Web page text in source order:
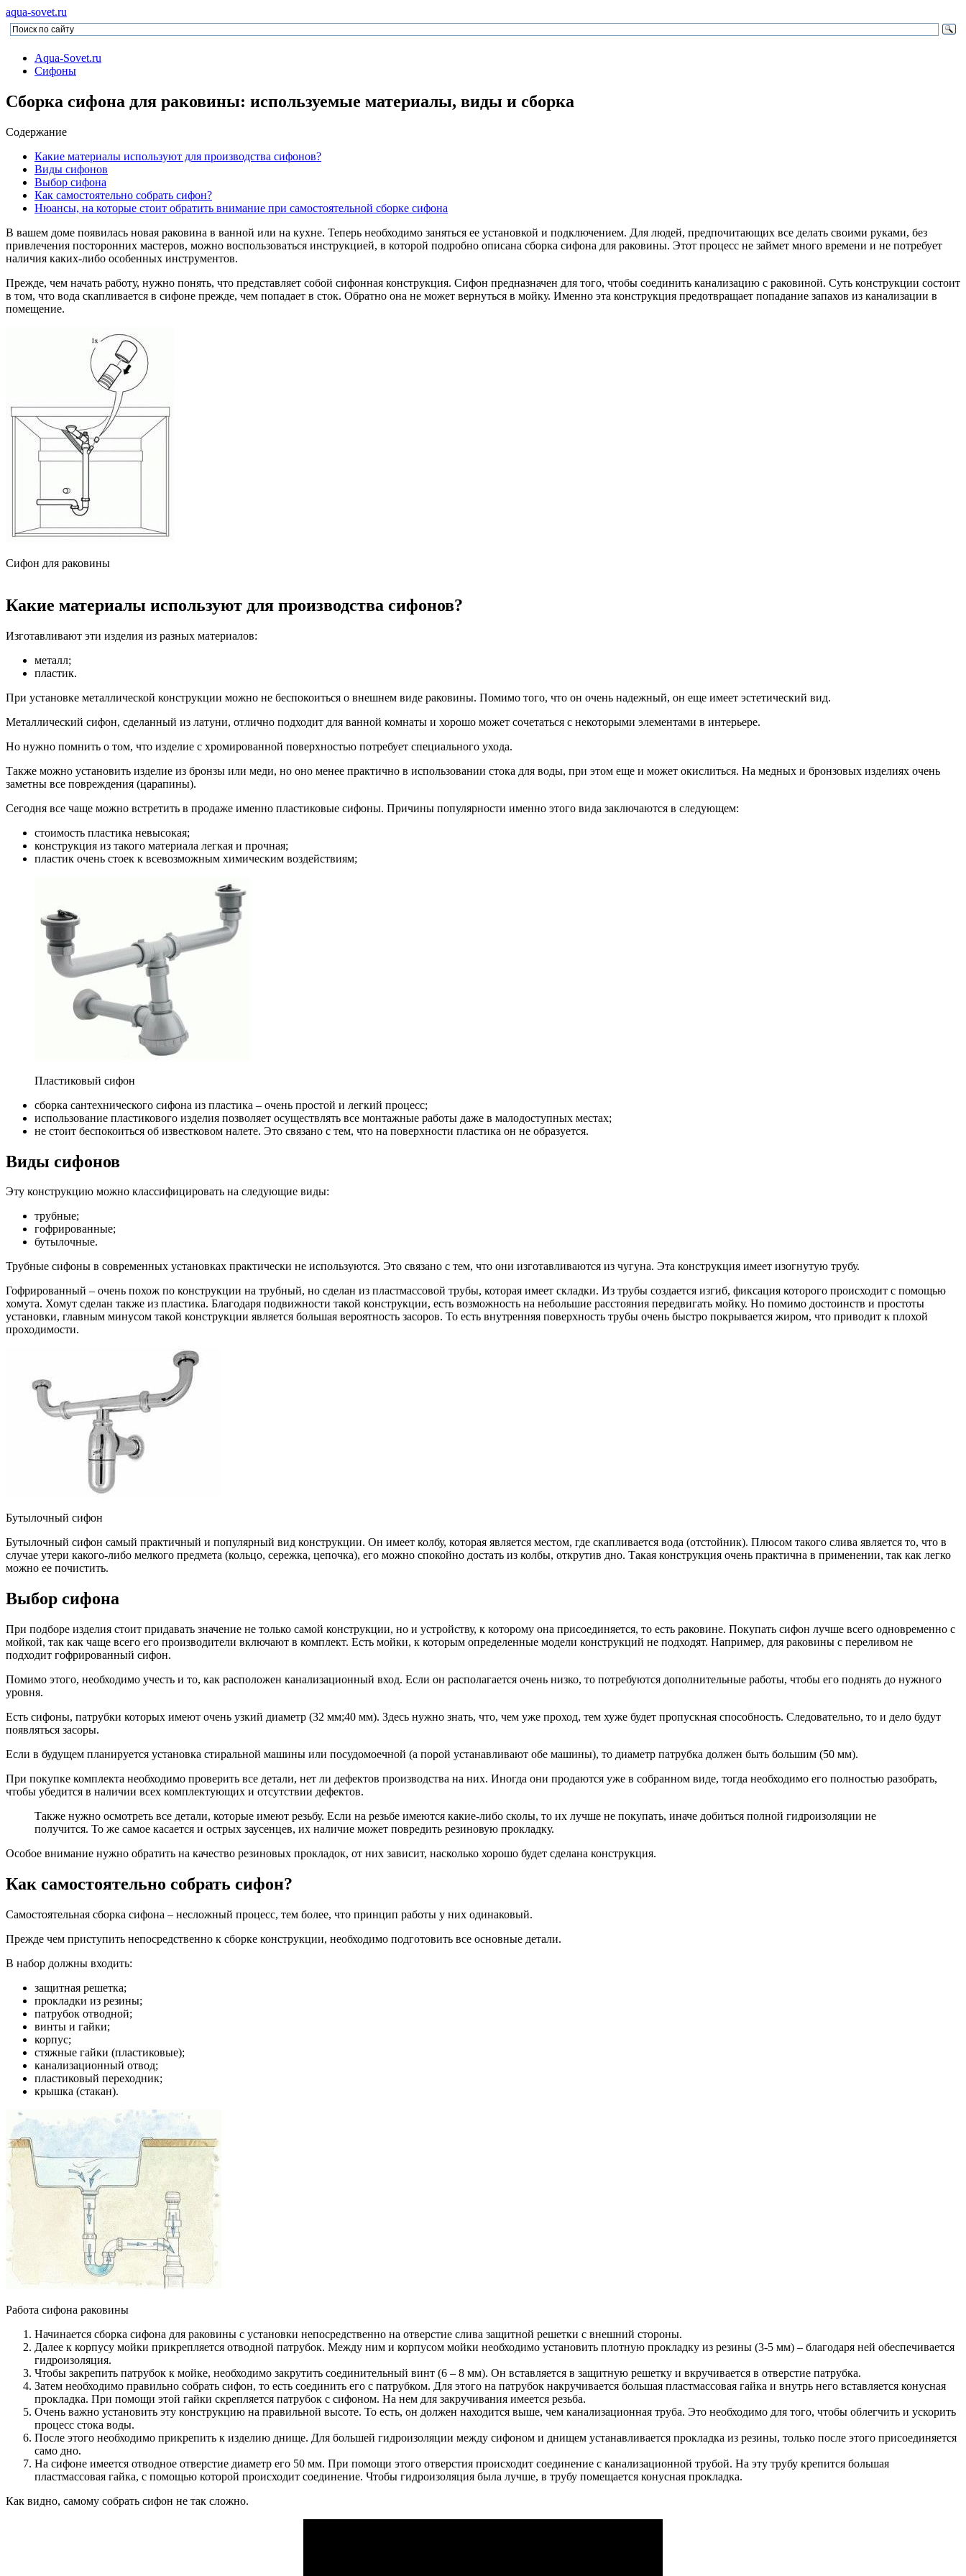
aqua-sovet.ru
Aqua-Sovet.ru
Сифоны
Сборка сифона для раковины: используемые материалы, виды и сборка
Содержание
Какие материалы используют для производства сифонов?
Виды сифонов
Выбор сифона
Как самостоятельно собрать сифон?
Нюансы, на которые стоит обратить внимание при самостоятельной сборке сифона
В вашем доме появилась новая раковина в ванной или на кухне. Теперь необходимо заняться ее установкой и подключением. Для людей, предпочитающих все делать своими руками, без
привлечения посторонних мастеров, можно воспользоваться инструкцией, в которой подробно описана сборка сифона для раковины. Этот процесс не займет много времени и не потребует
наличия каких-либо особенных инструментов.
Прежде, чем начать работу, нужно понять, что представляет собой сифонная конструкция. Сифон предназначен для того, чтобы соединить канализацию с раковиной. Суть конструкции состоит
в том, что вода скапливается в сифоне прежде, чем попадает в сток. Обратно она не может вернуться в мойку. Именно эта конструкция предотвращает попадание запахов из канализации в
помещение.
Сифон для раковины
Какие материалы используют для производства сифонов?
Изготавливают эти изделия из разных материалов:
металл;
пластик.
При установке металлической конструкции можно не беспокоиться о внешнем виде раковины. Помимо того, что он очень надежный, он еще имеет эстетический вид.
Металлический сифон, сделанный из латуни, отлично подходит для ванной комнаты и хорошо может сочетаться с некоторыми элементами в интерьере.
Но нужно помнить о том, что изделие с хромированной поверхностью потребует специального ухода.
Также можно установить изделие из бронзы или меди, но оно менее практично в использовании стока для воды, при этом еще и может окислиться. На медных и бронзовых изделиях очень
заметны все повреждения (царапины).
Сегодня все чаще можно встретить в продаже именно пластиковые сифоны. Причины популярности именно этого вида заключаются в следующем:
стоимость пластика невысокая;
конструкция из такого материала легкая и прочная;
пластик очень стоек к всевозможным химическим воздействиям;
Пластиковый сифон
сборка сантехнического сифона из пластика – очень простой и легкий процесс;
использование пластикового изделия позволяет осуществлять все монтажные работы даже в малодоступных местах;
не стоит беспокоиться об известковом налете. Это связано с тем, что на поверхности пластика он не образуется.
Виды сифонов
Эту конструкцию можно классифицировать на следующие виды:
трубные;
гофрированные;
бутылочные.
Трубные сифоны в современных установках практически не используются. Это связано с тем, что они изготавливаются из чугуна. Эта конструкция имеет изогнутую трубу.
Гофрированный – очень похож по конструкции на трубный, но сделан из пластмассовой трубы, которая имеет складки. Из трубы создается изгиб, фиксация которого происходит с помощью
хомута. Хомут сделан также из пластика. Благодаря подвижности такой конструкции, есть возможность на небольшие расстояния передвигать мойку. Но помимо достоинств и простоты
установки, главным минусом такой конструкции является большая вероятность засоров. То есть внутренняя поверхность трубы очень быстро покрывается жиром, что приводит к плохой
проходимости.
Бутылочный сифон
Бутылочный сифон самый практичный и популярный вид конструкции. Он имеет колбу, которая является местом, где скапливается вода (отстойник). Плюсом такого слива является то, что в
случае утери какого-либо мелкого предмета (кольцо, сережка, цепочка), его можно спокойно достать из колбы, открутив дно. Такая конструкция очень практична в применении, так как легко
можно ее почистить.
Выбор сифона
При подборе изделия стоит придавать значение не только самой конструкции, но и устройству, к которому она присоединяется, то есть раковине. Покупать сифон лучше всего одновременно с
мойкой, так как чаще всего его производители включают в комплект. Есть мойки, к которым определенные модели конструкций не подходят. Например, для раковины с переливом не
подходит гофрированный сифон.
Помимо этого, необходимо учесть и то, как расположен канализационный вход. Если он располагается очень низко, то потребуются дополнительные работы, чтобы его поднять до нужного
уровня.
Есть сифоны, патрубки которых имеют очень узкий диаметр (32 мм;40 мм). Здесь нужно знать, что, чем уже проход, тем хуже будет пропускная способность. Следовательно, то и дело будут
появляться засоры.
Если в будущем планируется установка стиральной машины или посудомоечной (а порой устанавливают обе машины), то диаметр патрубка должен быть большим (50 мм).
При покупке комплекта необходимо проверить все детали, нет ли дефектов производства на них. Иногда они продаются уже в собранном виде, тогда необходимо его полностью разобрать,
чтобы убедится в наличии всех комплектующих и отсутствии дефектов.
Также нужно осмотреть все детали, которые имеют резьбу. Если на резьбе имеются какие-либо сколы, то их лучше не покупать, иначе добиться полной гидроизоляции не
получится. То же самое касается и острых заусенцев, их наличие может повредить резиновую прокладку.
Особое внимание нужно обратить на качество резиновых прокладок, от них зависит, насколько хорошо будет сделана конструкция.
Как самостоятельно собрать сифон?
Самостоятельная сборка сифона – несложный процесс, тем более, что принцип работы у них одинаковый.
Прежде чем приступить непосредственно к сборке конструкции, необходимо подготовить все основные детали.
В набор должны входить:
защитная решетка;
прокладки из резины;
патрубок отводной;
винты и гайки;
корпус;
стяжные гайки (пластиковые);
канализационный отвод;
пластиковый переходник;
крышка (стакан).
Работа сифона раковины
Начинается сборка сифона для раковины с установки непосредственно на отверстие слива защитной решетки с внешний стороны.
Далее к корпусу мойки прикрепляется отводной патрубок. Между ним и корпусом мойки необходимо установить плотную прокладку из резины (3-5 мм) – благодаря ней обеспечивается
гидроизоляция.
Чтобы закрепить патрубок к мойке, необходимо закрутить соединительный винт (6 – 8 мм). Он вставляется в защитную решетку и вкручивается в отверстие патрубка.
Затем необходимо правильно собрать сифон, то есть соединить его с патрубком. Для этого на патрубок накручивается большая пластмассовая гайка и внутрь него вставляется конусная
прокладка. При помощи этой гайки скрепляется патрубок с сифоном. На нем для закручивания имеется резьба.
Очень важно установить эту конструкцию на правильной высоте. То есть, он должен находится выше, чем канализационная труба. Это необходимо для того, чтобы облегчить и ускорить
процесс стока воды.
После этого необходимо прикрепить к изделию днище. Для большей гидроизоляции между сифоном и днищем устанавливается прокладка из резины, только после этого присоединяется
само дно.
На сифоне имеется отводное отверстие диаметр его 50 мм. При помощи этого отверстия происходит соединение с канализационной трубой. На эту трубу крепится большая
пластмассовая гайка, с помощью которой происходит соединение. Чтобы гидроизоляция была лучше, в трубу помещается конусная прокладка.
Как видно, самому собрать сифон не так сложно.